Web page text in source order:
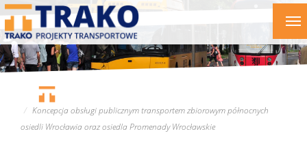
Przejdź
treści
Koncepcja obsługi publicznym transportem zbiorowym północnych
osiedli Wrocławia oraz osiedla Promenady Wrocławskie